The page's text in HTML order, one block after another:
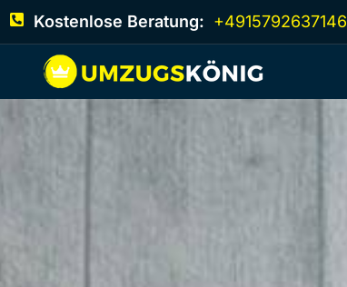
Kostenlose Beratung: +4915792637146